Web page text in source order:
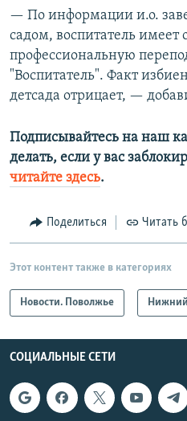
— По информации и.о.
садом, воспитатель имеет
профессиональную
"Воспитатель". Факт
детсада отрицает, —
Подписывайтесь на наш
делать, если у вас
читайте здесь.
Поделиться Читать
Этот контент также в категориях
Новости. Поволжье
СОЦИАЛЬНЫЕ СЕТИ